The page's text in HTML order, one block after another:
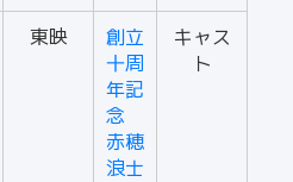
東映
創立
十周
年記
念
赤穂
浪士
キャス
ト